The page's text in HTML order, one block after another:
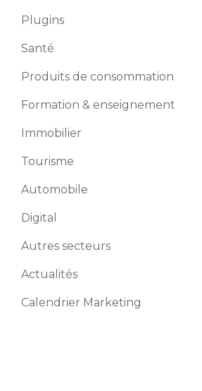
Plugins
Santé
Produits de consommation
Formation & enseignement
Immobilier
Tourisme
Automobile
Digital
Autres secteurs
Actualités
Calendrier Marketing